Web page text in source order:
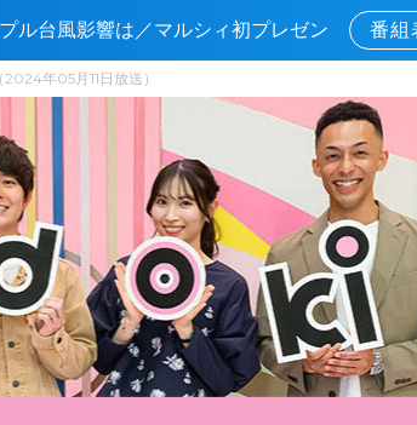
台風影響は／マルシィ初プレゼン
番組
年05月11日放送）